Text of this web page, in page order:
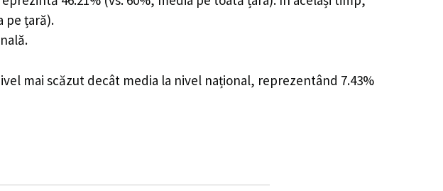
pe țară).
mai scăzut decât media la nivel național, reprezentând 7.43%